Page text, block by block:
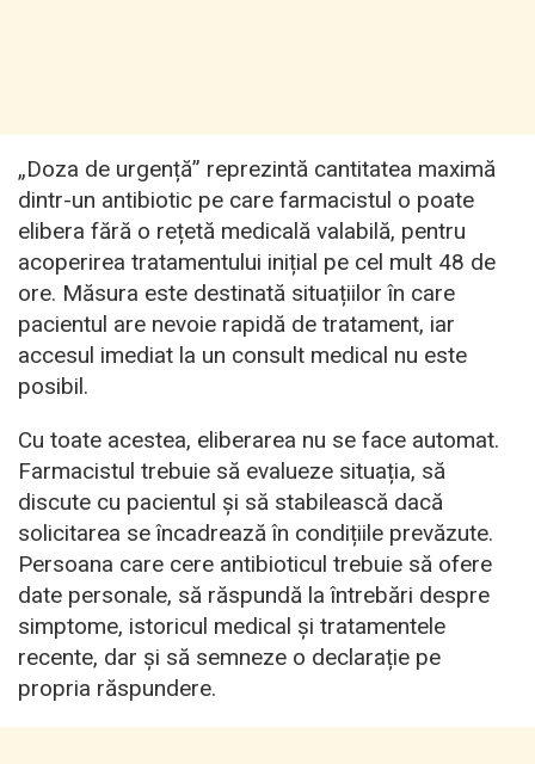
„Doza de urgență” reprezintă cantitatea maximă
dintr-un antibiotic pe care farmacistul o poate
elibera fără o rețetă medicală valabilă, pentru
acoperirea tratamentului inițial pe cel mult 48 de
ore. Măsura este destinată situațiilor în care
pacientul are nevoie rapidă de tratament, iar
accesul imediat la un consult medical nu este
posibil.
Cu toate acestea, eliberarea nu se face automat.
Farmacistul trebuie să evalueze situația, să
discute cu pacientul și să stabilească dacă
solicitarea se încadrează în condițiile prevăzute.
Persoana care cere antibioticul trebuie să ofere
date personale, să răspundă la întrebări despre
simptome, istoricul medical și tratamentele
recente, dar și să semneze o declarație pe
propria răspundere.